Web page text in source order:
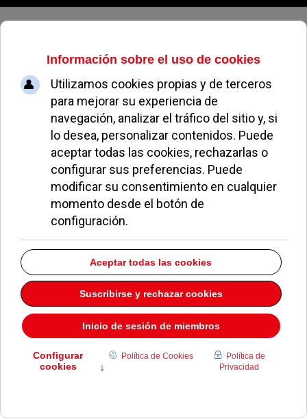
Jueves, 06 de agosto de 2026
Los autobuses urbanos de nuestro
municipio rozaron el millón de
usuarios en 2008
MARÍA SANZ NOTICIAS DE POZUELO 27 ENERO 2009
>Casi un millón de vecinos de Pozuelo de
Alarcón -934.792 personas- hicieron uso durante
el 2008 de las líneas urbanas que discurren por el
municipio -1, 2, 3 y 4- y que fueron puestas en
marcha el pasado año.
Con una frecuencia que no excede los 15 minutos,
la línea 1 discurre entre La Cabaña y Pablo VI y las
líneas 2 y 3 realizan recorridos circulares por